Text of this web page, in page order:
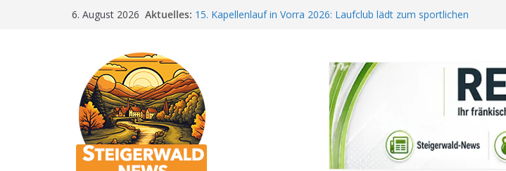
6. August 2026 Aktuelles: 15. Kapellenlauf in Vorra 2026: Laufclub lädt zum sportlichen
„Bamberger Böhnla“: Kaffee aus Bamberg unterstützt die
Lebenshilfe
Aschbacher Kerwa startet bald: Das ist heuer geboten
Vollsperrung am Friedhof in Schlüsselfeld: Kreuzung ab 3.
August gesperrt